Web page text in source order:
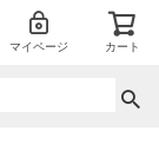
マイページ カート